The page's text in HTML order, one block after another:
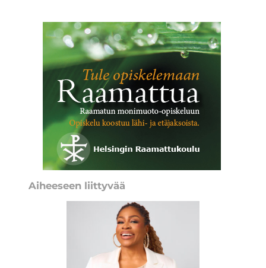
Aiheeseen liittyvää